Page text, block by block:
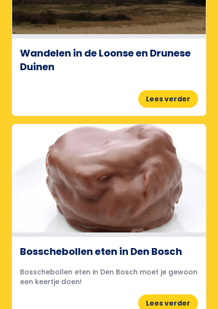
Wandelen in de Loonse en Drunese
Duinen
Lees verder
Bosschebollen eten in Den Bosch
Bosschebollen eten in Den Bosch moet je gewoon
een keertje doen!
Lees verder